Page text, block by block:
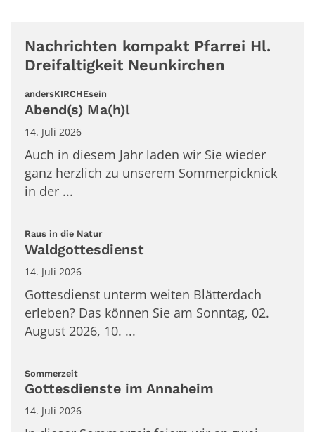
Nachrichten kompakt Pfarrei Hl.
Dreifaltigkeit Neunkirchen
andersKIRCHEsein
Abend(s) Ma(h)l
14. Juli 2026
Auch in diesem Jahr laden wir Sie wieder
ganz herzlich zu unserem Sommerpicknick
in der ...
Raus in die Natur:
Waldgottesdienst
14. Juli 2026
Gottesdienst unterm weiten Blätterdach
erleben? Das können Sie am Sonntag, 02.
August 2026, 10. ...
Sommerzeit:
Gottesdienste im Annaheim
14. Juli 2026